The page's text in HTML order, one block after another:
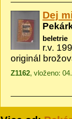
Dej
beletrie
r.v.
originál
Z1162, vloženo: